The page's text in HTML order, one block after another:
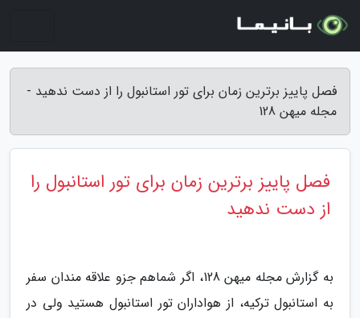
فصل پاییز برترین زمان برای تور استانبول را از دست ندهید -
مجله میهن 128
فصل پاییز برترین زمان برای تور استانبول را
از دست ندهید
به گزارش مجله میهن 128، اگر شماهم جزو علاقه مندان سفر
به استانبول ترکیه، از هواداران تور استانبول هستید ولی در